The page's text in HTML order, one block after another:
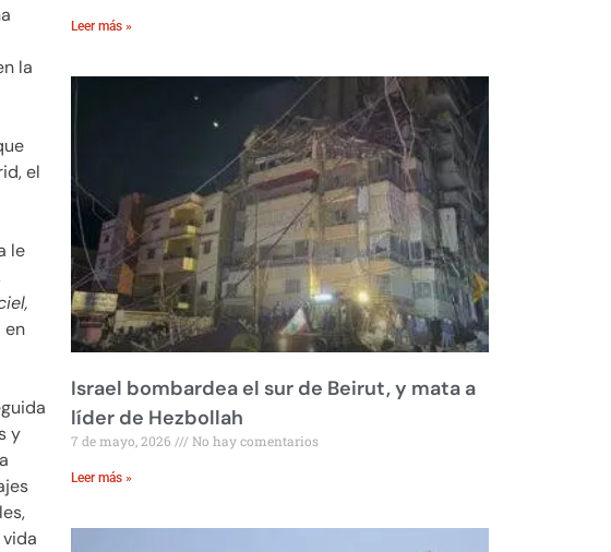
la
el
le
en
y
Leer más »
Israel bombardea el sur de Beirut, y mata a
líder de Hezbollah
7 de mayo, 2026 No hay comentarios
Leer más »